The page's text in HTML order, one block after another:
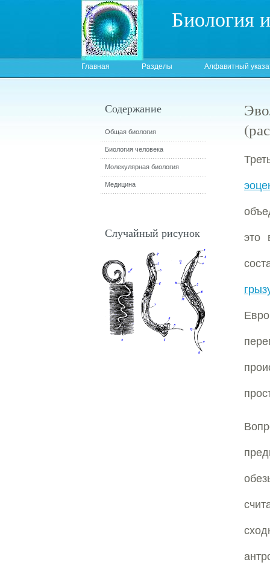
Биология
Главная Разделы Алфавитный
это
Содержание
Общая биология
Биология человека
Молекулярная биология
Медицина
Случайный рисунок